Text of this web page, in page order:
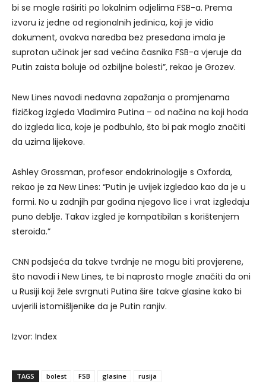
bi se mogle raširiti po lokalnim odjelima FSB-a. Prema
izvoru iz jedne od regionalnih jedinica, koji je vidio
dokument, ovakva naredba bez presedana imala je
suprotan učinak jer sad većina časnika FSB-a vjeruje da
Putin zaista boluje od ozbiljne bolesti”, rekao je Grozev.
New Lines navodi nedavna zapažanja o promjenama
fizičkog izgleda Vladimira Putina – od načina na koji hoda
do izgleda lica, koje je podbuhlo, što bi pak moglo značiti
da uzima lijekove.
Ashley Grossman, profesor endokrinologije s Oxforda,
rekao je za New Lines: “Putin je uvijek izgledao kao da je u
formi. No u zadnjih par godina njegovo lice i vrat izgledaju
puno deblje. Takav izgled je kompatibilan s korištenjem
steroida.”
CNN podsjeća da takve tvrdnje ne mogu biti provjerene,
što navodi i New Lines, te bi naprosto mogle značiti da oni
u Rusiji koji žele svrgnuti Putina šire takve glasine kako bi
uvjerili istomišljenike da je Putin ranjiv.
Izvor: Index
TAGS bolest FSB glasine
rusija